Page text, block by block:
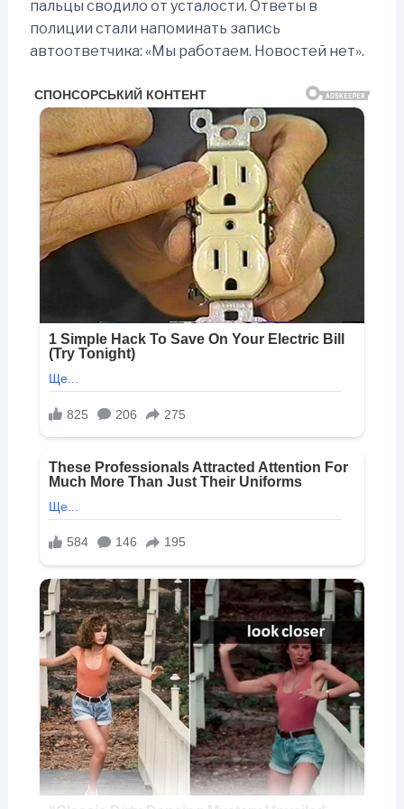
пальцы сводило от усталости. Ответы в
полиции стали напоминать запись
автоответчика: «Мы работаем. Новостей нет».